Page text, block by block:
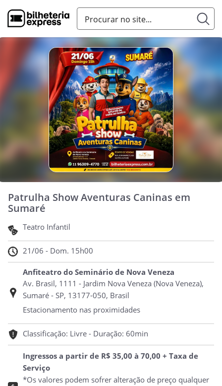
Patrulha Show Aventuras Caninas em
Sumaré
Teatro Infantil
21/06 - Dom. 15h00
Anfiteatro do Seminário de Nova Veneza
Av. Brasil, 1111 - Jardim Nova Veneza (Nova Veneza),
Sumaré - SP, 13177-050, Brasil
Estacionamento nas proximidades
Classificação: Livre - Duração: 60min
Ingressos a partir de R$ 35,00 à 70,00 + Taxa de
Serviço
*Os valores podem sofrer alteração de preço qualquer